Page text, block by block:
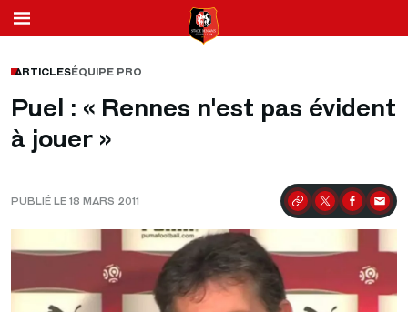
ARTICLESÉQUIPE PRO
Puel : « Rennes n'est pas évident
à jouer »
PUBLIÉ LE 18 MARS 2011 Partager